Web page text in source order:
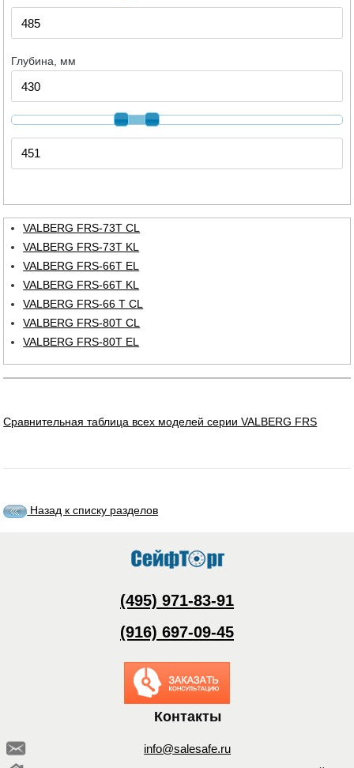
Глубина, мм
VALBERG FRS-73T CL
VALBERG FRS-73T KL
VALBERG FRS-66T EL
VALBERG FRS-66T KL
VALBERG FRS-66 T CL
VALBERG FRS-80T CL
VALBERG FRS-80T EL
Сравнительная таблица всех моделей серии VALBERG FRS
Назад к списку разделов
(495) 971-83-91
(916) 697-09-45
Заказать обратный
звонок
Контакты
info@salesafe.ru